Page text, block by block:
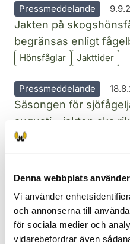
Denna webbplats
Vi använder
och annonserna till
för sociala medier och
vidarebefordrar även
Pressmeddelande
Jakten på
begränsas enligt
Hönsfåglar Jakttider
Pressmeddelande
Säsongen för
augusti – jakten ska
Jakttider
Ringduvan har blivit
börjar den 10 augusti
Jakttider Ringduva